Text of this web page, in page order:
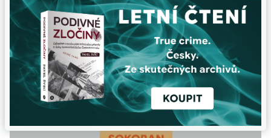
HRÁT HRÁT